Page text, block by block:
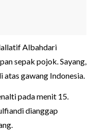
Albahdari
sepak pojok. Sayang,
atas gawang Indonesia.
pada menit 15.
dianggap